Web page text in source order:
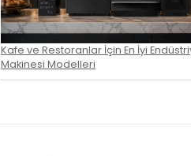
Kafe ve Restoranlar İçin En İyi
Makinesi Modelleri